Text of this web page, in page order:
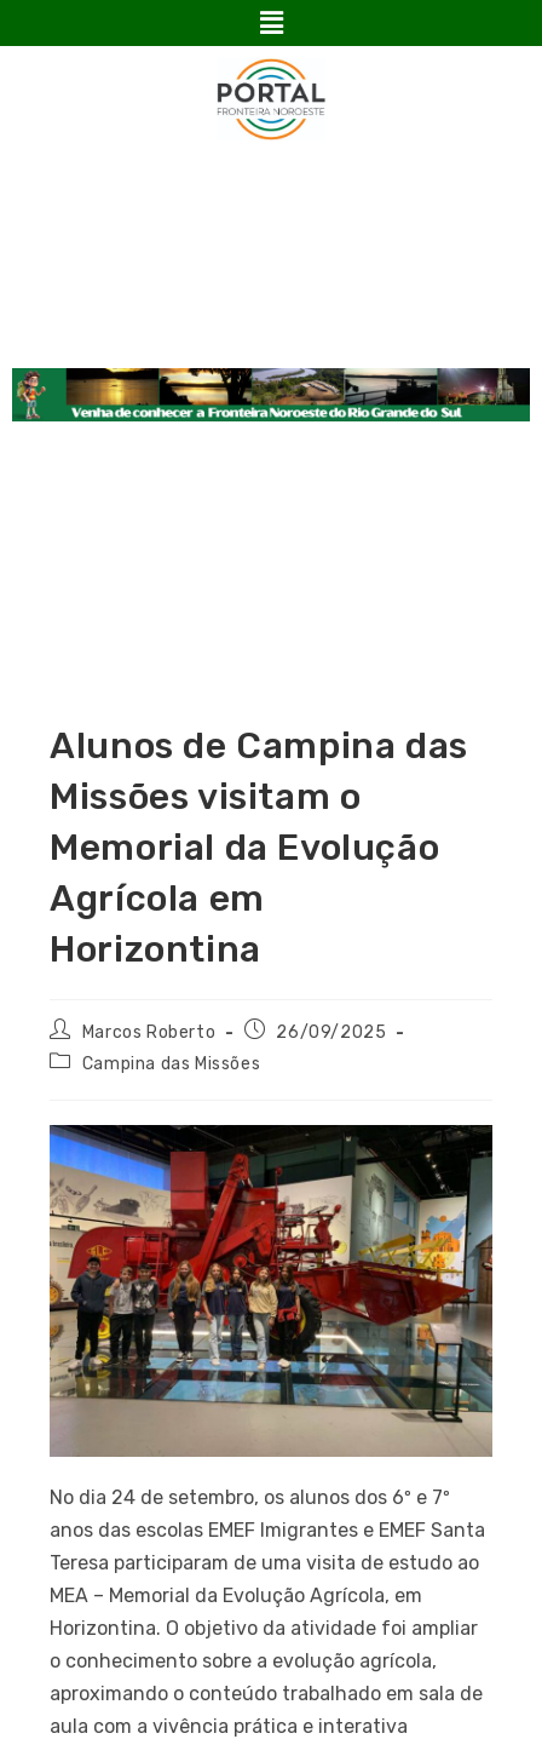
Alunos de Campina das
Missões visitam o
Memorial da Evolução
Agrícola em
Horizontina
Marcos Roberto
26/09/2025
Campina das Missões
No dia 24 de setembro, os alunos dos 6º e 7º
anos das escolas EMEF Imigrantes e EMEF Santa
Teresa participaram de uma visita de estudo ao
MEA – Memorial da Evolução Agrícola, em
Horizontina. O objetivo da atividade foi ampliar
o conhecimento sobre a evolução agrícola,
aproximando o conteúdo trabalhado em sala de
aula com a vivência prática e interativa